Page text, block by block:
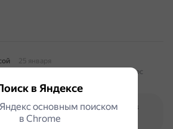
25 января
#Космос
экспонаты можно увидеть в
Санкт-Петербурга?
в Яндексе
основным поиском
в Сhrome